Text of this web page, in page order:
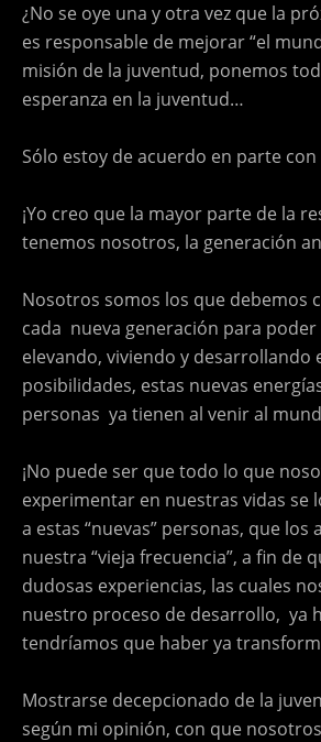
¿No se oye una y otra vez que la
es responsable de mejorar “el
misión de la juventud, ponemos
esperanza en la juventud…
Sólo estoy de acuerdo en parte
¡Yo creo que la mayor parte de la
tenemos nosotros, la generación
Nosotros somos los que debemos
cada nueva generación para
elevando, viviendo y desarrollando
posibilidades, estas nuevas
personas ya tienen al venir al
¡No puede ser que todo lo que
experimentar en nuestras vidas se
a estas “nuevas” personas, que los
nuestra “vieja frecuencia”, a fin de
dudosas experiencias, las cuales
nuestro proceso de desarrollo, ya
tendríamos que haber ya
Mostrarse decepcionado de la
según mi opinión, con que